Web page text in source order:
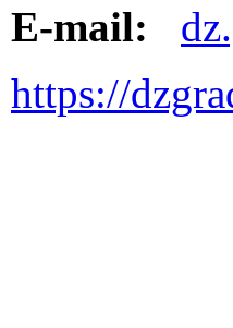
E-mail:
https://